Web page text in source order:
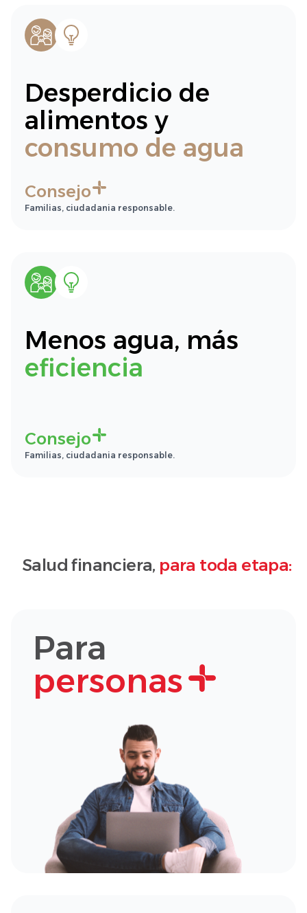
Desperdicio de
alimentos y
consumo de agua
Consejo
Familias, ciudadania responsable.
Menos agua, más
eficiencia
Consejo
Familias, ciudadania responsable.
Salud financiera, para toda etapa:
Para
personas